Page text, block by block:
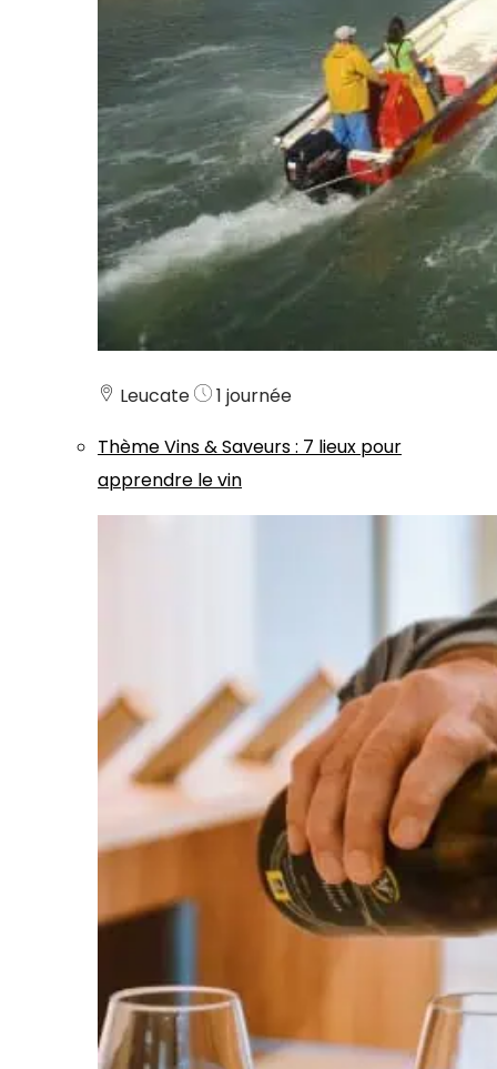
Leucate
1 journée
ThèmeVins & Saveurs: 7 lieux pour
apprendre le vin